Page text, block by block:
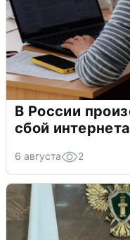
В России
сбой интернета
6 августа 2